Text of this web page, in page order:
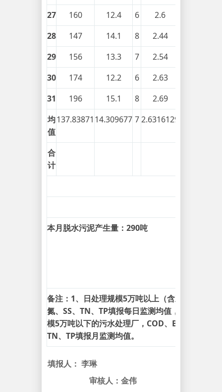
27
160 12.4 6 2.6
28
147 14.1 8 2.44
29
156 13.3 7 2.54
30
174 12.2 6 2.63
31
196 15.1 8 2.69
均
值
137.83871 14.309677 7 2.6316129
合
计
本月脱水污泥产生量：290吨
备注：1、日处理规模5万吨以上（含五万吨）的
氮、SS、TN、TP填报每日监测均值，BOD填报
模5万吨以下的污水处理厂，COD、BOD、SS填
TN、TP填报月监测均值。
填报人： 李琳
审核人：金伟